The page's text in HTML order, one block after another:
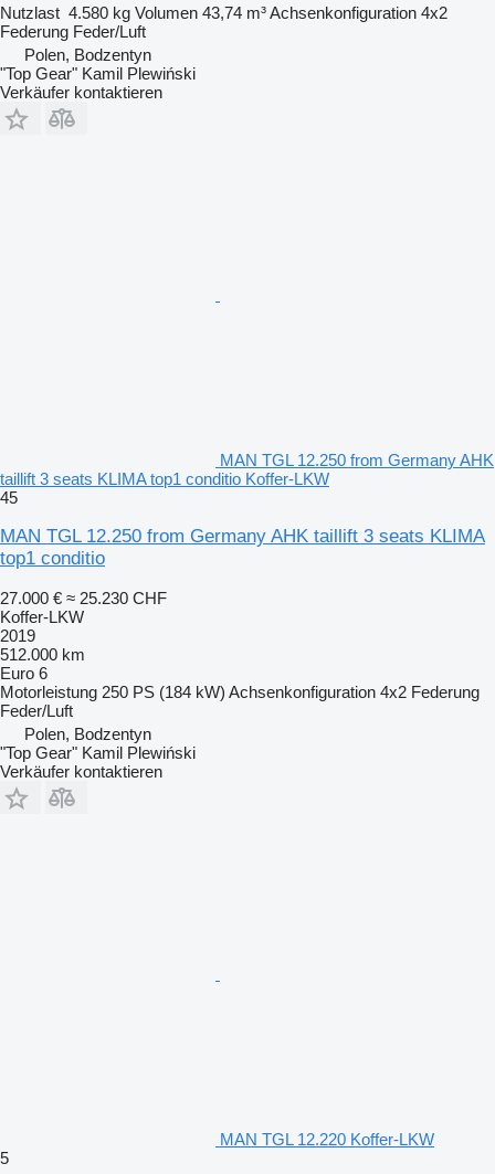
Nutzlast 4.580 kg Volumen 43,74 m³Achsenkonfiguration 4x2
Federung Feder/Luft
Polen, Bodzentyn
"Top Gear" Kamil Plewiński
Verkäufer kontaktieren
MAN TGL 12.250 from Germany AHK
taillift 3 seats KLIMA top1 conditio Koffer-LKW
45
MAN TGL 12.250 from Germany AHK taillift 3 seats KLIMA
top1 conditio
27.000 € ≈ 25.230 CHF
Koffer-LKW
2019
512.000 km
Euro 6
Motorleistung 250 PS (184 kW) Achsenkonfiguration 4x2 Federung
Feder/Luft
Polen, Bodzentyn
"Top Gear" Kamil Plewiński
Verkäufer kontaktieren
MAN TGL 12.220 Koffer-LKW
5